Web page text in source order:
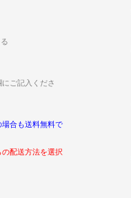
ご記入くださ
場合も送料無料で
配送方法を選択